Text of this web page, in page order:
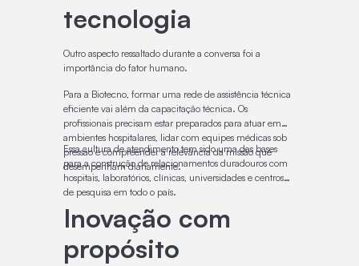
tecnologia
Outro aspecto ressaltado durante a conversa foi a
importância do fator humano.
Para a Biotecno, formar uma rede de assistência técnica
eficiente vai além da capacitação técnica. Os
profissionais precisam estar preparados para atuar em
ambientes hospitalares, lidar com equipes médicas sob
pressão e compreender a relevância da missão que
desempenham diariamente.
Essa cultura de atendimento tem sido uma das bases
para a construção de relacionamentos duradouros com
hospitais, laboratórios, clínicas, universidades e centros
de pesquisa em todo o país.
Inovação com
propósito